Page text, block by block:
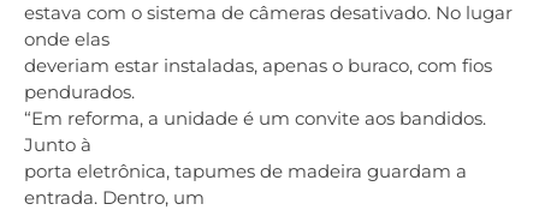
estava com o sistema de câmeras desativado. No lugar
onde elas
deveriam estar instaladas, apenas o buraco, com fios
pendurados.
“Em reforma, a unidade é um convite aos bandidos.
Junto à
porta eletrônica, tapumes de madeira guardam a
entrada. Dentro, um